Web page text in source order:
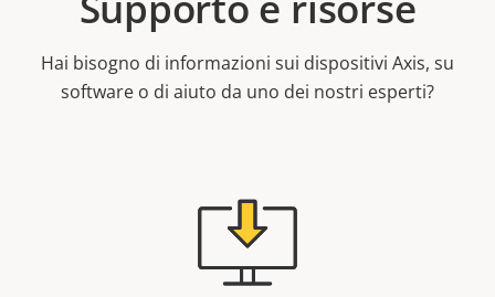
Hai bisogno di informazioni sui dispositivi Axis, su
software o di aiuto da uno dei nostri esperti?